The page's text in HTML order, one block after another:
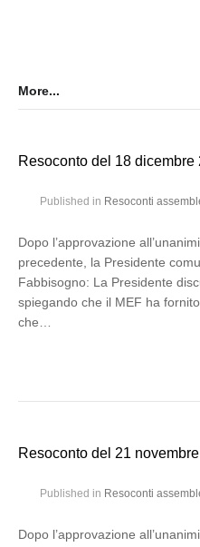
More...
Resoconto del 18 dicembre
Published in Resoconti
Dopo l’approvazione
precedente, la Presidente
Fabbisogno: La Presidente
spiegando che il MEF ha
che…
Resoconto del 21
Published in Resoconti
Dopo l’approvazione